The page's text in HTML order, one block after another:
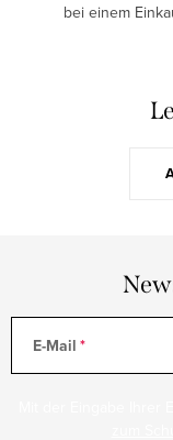
bei einem
E-Mail